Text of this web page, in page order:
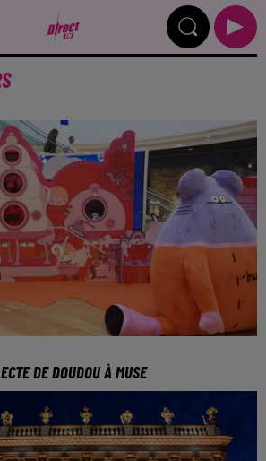
DE DOUDOU À MUSE
de l'Association "Une Main